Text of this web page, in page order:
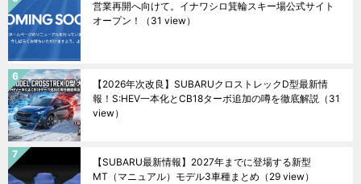
営業再開へ向けて。イナワシロ箕輪スキー場公式サイト
オープン！
（31 view）
【2026年次改良】SUBARUクロストレックD型最新情
報！S:HEV一本化とCB18ターボ追加の噂を徹底解説 （31
view）
【SUBARU最新情報】2027年までに登場する新型
MT（マニュアル）モデル3車種まとめ （29 view）